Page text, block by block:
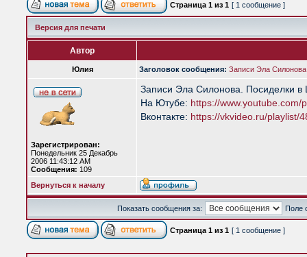
Страница 1 из 1 [ 1 сообщение ]
Версия для печати
Автор
Юлия Заголовок сообщения: Записи Эла
Зарегистрирован:
Понедельник 25 Декабрь
2006 11:43:12 AM
Сообщения: 109
Записи Эла Силонова. Посиделки
На Ютубе: https://www.youtube.com/
Вконтакте: https://vkvideo.ru/playlist/
Вернуться к началу
Показать сообщения за: Поле
Страница 1 из 1 [ 1 сообщение ]